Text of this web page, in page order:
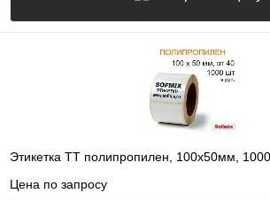
Этикетка ТТ полипропилен, 100х50мм,
Цена по запросу